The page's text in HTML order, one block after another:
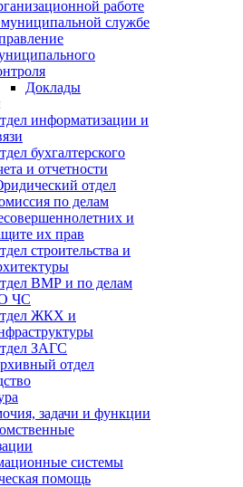
работе
службе
Доклады
информатизации и
бухгалтерского
и отчетности
отдел
по делам
и
их прав
строительства и
ВМР и по делам
ЧС
ЖКХ и
ЗАГС
отдел
задачи и функции
системы
помощь